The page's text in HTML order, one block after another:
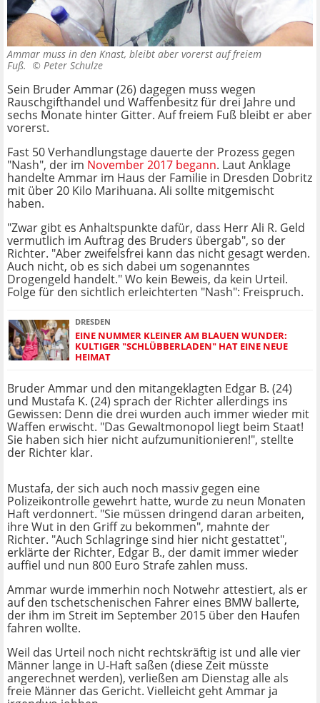
Ammar muss in den Knast, bleibt aber vorerst auf freiem
Fuß. © Peter Schulze
Sein Bruder Ammar (26) dagegen muss wegen
Rauschgifthandel und Waffenbesitz für drei Jahre und
sechs Monate hinter Gitter. Auf freiem Fuß bleibt er aber
vorerst.
Fast 50 Verhandlungstage dauerte der Prozess gegen
"Nash", der im November 2017 begann. Laut Anklage
handelte Ammar im Haus der Familie in Dresden Dobritz
mit über 20 Kilo Marihuana. Ali sollte mitgemischt
haben.
"Zwar gibt es Anhaltspunkte dafür, dass Herr Ali R. Geld
vermutlich im Auftrag des Bruders übergab", so der
Richter. "Aber zweifelsfrei kann das nicht gesagt werden.
Auch nicht, ob es sich dabei um sogenanntes
Drogengeld handelt." Wo kein Beweis, da kein Urteil.
Folge für den sichtlich erleichterten "Nash": Freispruch.
DRESDEN
EINE NUMMER KLEINER AM BLAUEN WUNDER:
KULTIGER "SCHLÜBBERLADEN" HAT EINE NEUE
HEIMAT
Bruder Ammar und den mitangeklagten Edgar B. (24)
und Mustafa K. (24) sprach der Richter allerdings ins
Gewissen: Denn die drei wurden auch immer wieder mit
Waffen erwischt. "Das Gewaltmonopol liegt beim Staat!
Sie haben sich hier nicht aufzumunitionieren!", stellte
der Richter klar.
Mustafa, der sich auch noch massiv gegen eine
Polizeikontrolle gewehrt hatte, wurde zu neun Monaten
Haft verdonnert. "Sie müssen dringend daran arbeiten,
ihre Wut in den Griff zu bekommen", mahnte der
Richter. "Auch Schlagringe sind hier nicht gestattet",
erklärte der Richter, Edgar B., der damit immer wieder
auffiel und nun 800 Euro Strafe zahlen muss.
Ammar wurde immerhin noch Notwehr attestiert, als er
auf den tschetschenischen Fahrer eines BMW ballerte,
der ihm im Streit im September 2015 über den Haufen
fahren wollte.
Weil das Urteil noch nicht rechtskräftig ist und alle vier
Männer lange in U-Haft saßen (diese Zeit müsste
angerechnet werden), verließen am Dienstag alle als
freie Männer das Gericht. Vielleicht geht Ammar ja